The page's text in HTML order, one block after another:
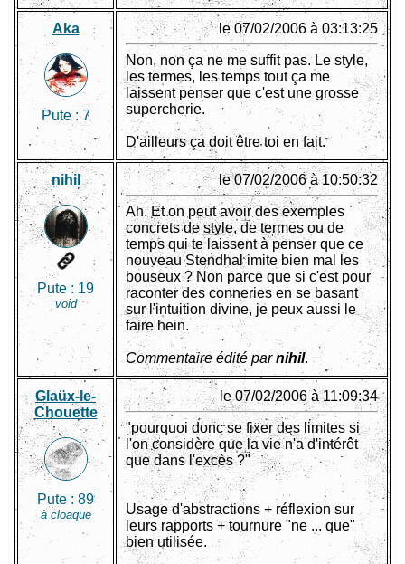
Aka
Pute :7
le 07/02/2006 à 03:13:25
Non, non ça ne me suffit pas. Le style,
les termes, les temps tout ça me
laissent penser que c'est une grosse
supercherie.
D'ailleurs ça doit être toi en fait.
nihil
Pute : 19
void
le 07/02/2006 à 10:50:32
Ah. Et on peut avoir des exemples
concrets de style, de termes ou de
temps qui te laissent à penser que ce
nouveau Stendhal imite bien mal les
bouseux ? Non parce que si c'est pour
raconter des conneries en se basant
sur l'intuition divine, je peux aussi le
faire hein.
Commentaire édité parnihil.
Glaüx-le-
Chouette
Pute : 89
à cloaque
le 07/02/2006 à 11:09:34
"pourquoi donc se fixer des limites si
l'on considère que la vie n'a d'intérêt
que dans l'excès ?"
Usage d'abstractions + réflexion sur
leurs rapports + tournure "ne ... que"
bien utilisée.